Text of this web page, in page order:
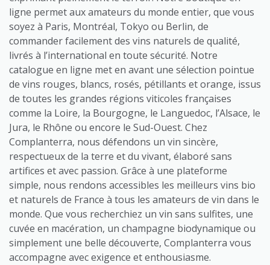
ligne permet aux amateurs du monde entier, que vous
soyez à Paris, Montréal, Tokyo ou Berlin, de
commander facilement des vins naturels de qualité,
livrés à l’international en toute sécurité. Notre
catalogue en ligne met en avant une sélection pointue
de vins rouges, blancs, rosés, pétillants et orange, issus
de toutes les grandes régions viticoles françaises
comme la Loire, la Bourgogne, le Languedoc, l’Alsace, le
Jura, le Rhône ou encore le Sud-Ouest. Chez
Complanterra, nous défendons un vin sincère,
respectueux de la terre et du vivant, élaboré sans
artifices et avec passion. Grâce à une plateforme
simple, nous rendons accessibles les meilleurs vins bio
et naturels de France à tous les amateurs de vin dans le
monde. Que vous recherchiez un vin sans sulfites, une
cuvée en macération, un champagne biodynamique ou
simplement une belle découverte, Complanterra vous
accompagne avec exigence et enthousiasme.